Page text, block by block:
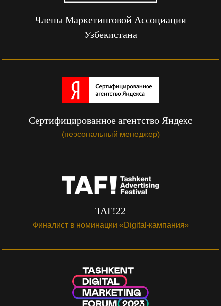
Члены Маркетинговой Ассоциации
Узбекистана
Сертифицированное агентство Яндекс
(персональный менеджер)
TAF!22
Финалист в номинации «Digital-кампания»